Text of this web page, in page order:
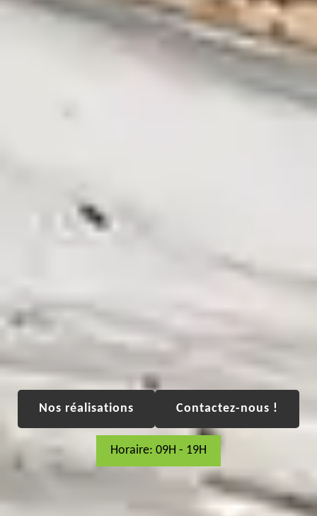
Nos réalisations Contactez-nous !
Horaire: 09H - 19H